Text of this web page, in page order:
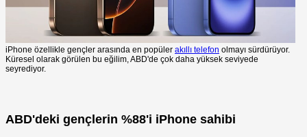
iPhone özellikle gençler arasında en popüler akıllı telefon olmayı sürdürüyor.
Küresel olarak görülen bu eğilim, ABD'de çok daha yüksek seviyede
seyrediyor.
ABD'deki gençlerin %88'i iPhone sahibi